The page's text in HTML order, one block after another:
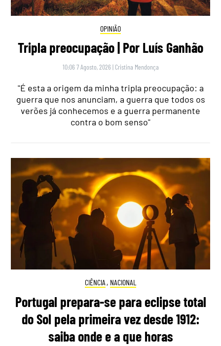
OPINIÃO
Tripla preocupação | Por Luís Ganhão
10:06 7 Agosto, 2026 | Cristina Mendonça
"É esta a origem da minha tripla preocupação: a
guerra que nos anunciam, a guerra que todos os
verões já conhecemos e a guerra permanente
contra o bom senso"
CIÊNCIA , NACIONAL
Portugal prepara-se para eclipse total
do Sol pela primeira vez desde 1912:
saiba onde e a que horas